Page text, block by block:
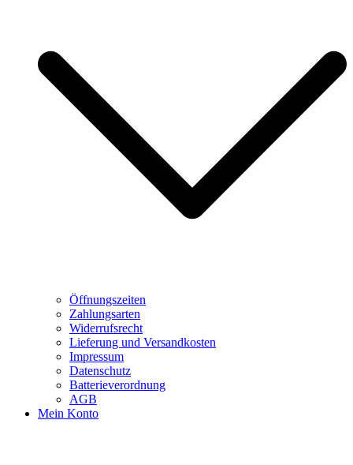
Öffnungszeiten
Zahlungsarten
Widerrufsrecht
Lieferung und Versandkosten
Impressum
Datenschutz
Batterieverordnung
AGB
Mein Konto